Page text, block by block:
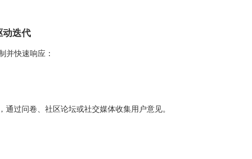
动迭代
并快速响应：
过问卷、社区论坛或社交媒体收集用户意见。